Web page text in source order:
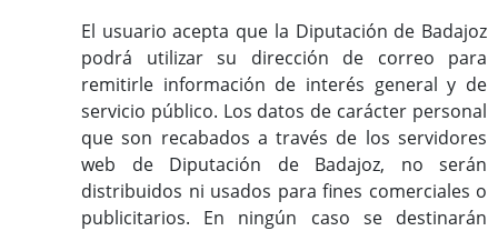
El usuario acepta que la Diputación de Badajoz
podrá utilizar su dirección de correo para
remitirle información de interés general y de
servicio público. Los datos de carácter personal
que son recabados a través de los servidores
web de Diputación de Badajoz, no serán
distribuidos ni usados para fines comerciales o
publicitarios. En ningún caso se destinarán